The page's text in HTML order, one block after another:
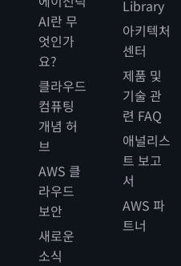
AI란 무
엇인가
요?
클라우드
컴퓨팅
개념 허
브
AWS 클
라우드
보안
새로운
소식
Library
아키텍처
센터
제품 및
기술 관
련 FAQ
애널리스
트 보고
서
AWS 파
트너